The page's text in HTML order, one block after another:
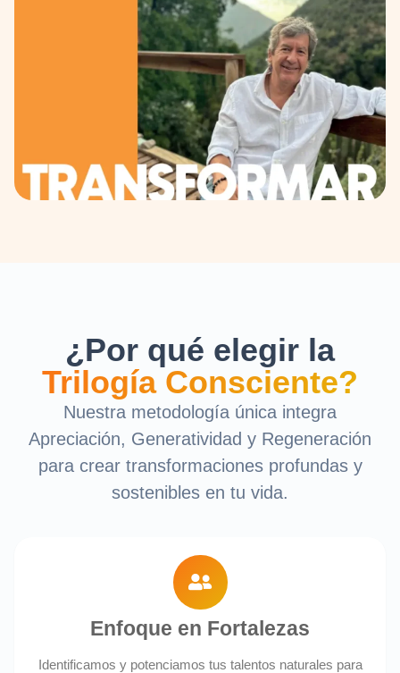
¿Por qué elegir la
Trilogía Consciente?
Nuestra metodología única integra
Apreciación, Generatividad y Regeneración
para crear transformaciones profundas y
sostenibles en tu vida.
Enfoque en Fortalezas
Identificamos y potenciamos tus talentos naturales para